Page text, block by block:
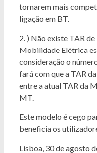
tornarem mais
ligação em BT.
2. ) Não existe TAR
Mobilidade Elétrica
consideração o
fará com que a TAR
entre a atual TAR da
MT.
Este modelo é cego
beneficia os
Lisboa, 30 de agosto